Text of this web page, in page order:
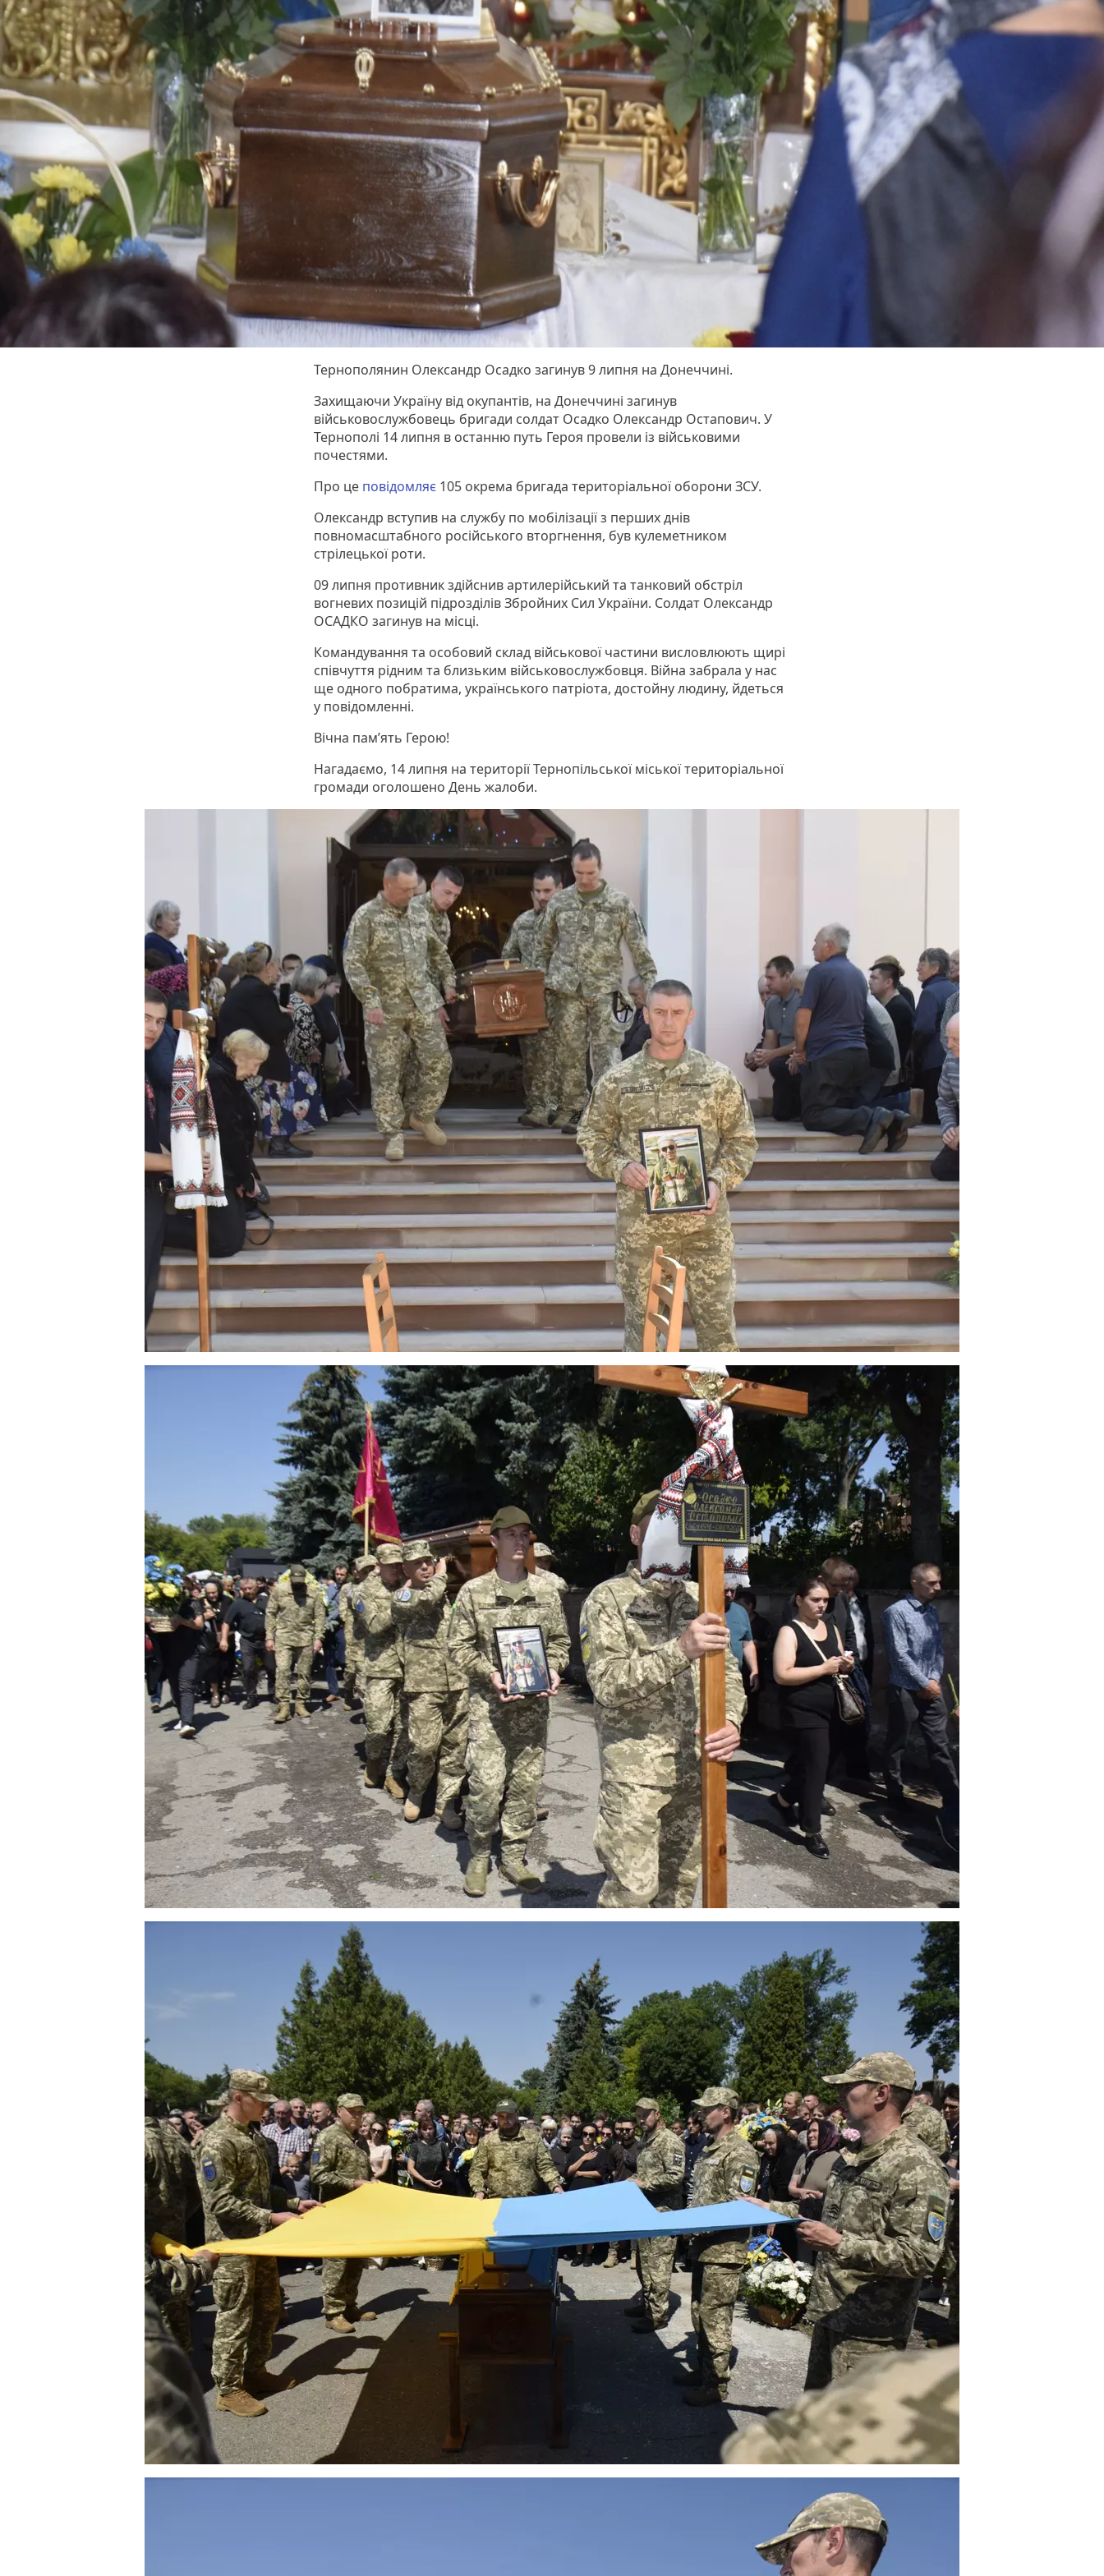
Тернополянин Олександр Осадко загинув 9 липня на Донеччині.
Захищаючи Україну від окупантів, на Донеччині загинув
військовослужбовець бригади солдат Осадко Олександр Остапович. У
Тернополі 14 липня в останню путь Героя провели із військовими
почестями.
Про це повідомляє 105 окрема бригада територіальної оборони ЗСУ.
Олександр вступив на службу по мобілізації з перших днів
повномасштабного російського вторгнення, був кулеметником
стрілецької роти.
09 липня противник здійснив артилерійський та танковий обстріл
вогневих позицій підрозділів Збройних Сил України. Солдат Олександр
ОСАДКО загинув на місці.
Командування та особовий склад військової частини висловлюють щирі
співчуття рідним та близьким військовослужбовця. Війна забрала у нас
ще одного побратима, українського патріота, достойну людину, йдеться
у повідомленні.
Вічна пам’ять Герою!
Нагадаємо, 14 липня на території Тернопільської міської територіальної
громади оголошено День жалоби.